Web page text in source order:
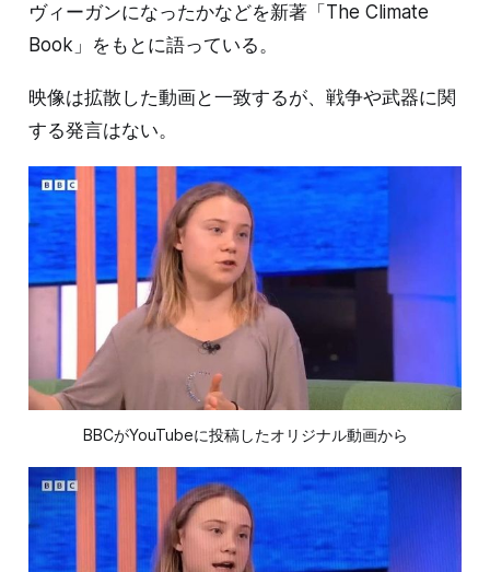
ヴィーガンになったかなどを新著「The Climate
Book」をもとに語っている。
映像は拡散した動画と一致するが、戦争や武器に関
する発言はない。
BBCがYouTubeに投稿したオリジナル動画から